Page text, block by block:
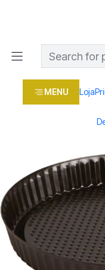
MENU Loja
Os melhores preços em
Home Loja Casa
FORMA